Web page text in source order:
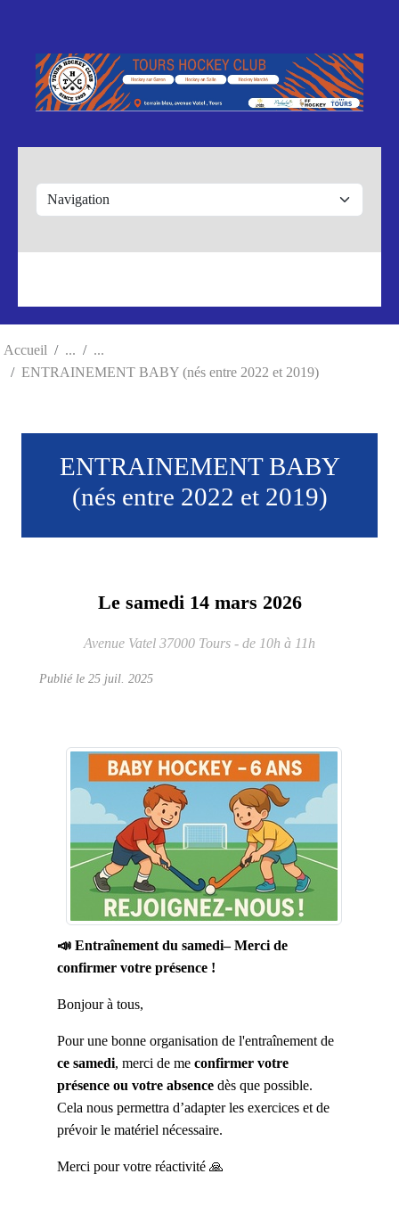
Accueil
ENTRAINEMENT BABY (nés entre 2022 et 2019)
ENTRAINEMENT BABY
(nés entre 2022 et 2019)
Le samedi 14 mars 2026
Avenue Vatel 37000 Tours - de 10h à 11h
Publié le 25 juil. 2025
📣 Entraînement du samedi– Merci de
confirmer votre présence !
Bonjour à tous,
Pour une bonne organisation de l'entraînement de
ce samedi, merci de me confirmer votre
présence ou votre absence dès que possible.
Cela nous permettra d’adapter les exercices et de
prévoir le matériel nécessaire.
Merci pour votre réactivité 🙏